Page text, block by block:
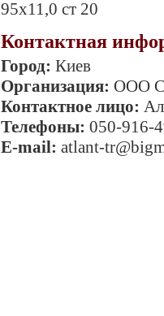
95х11,0 ст 20
Контактная
Город: Киев
Организация: ООО
Контактное лицо:
Телефоны: 050-916-
E-mail: atlant-